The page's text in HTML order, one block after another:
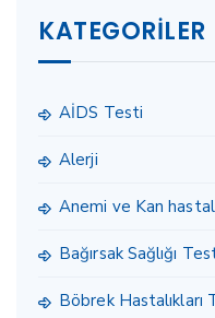
KATEGORILER
AİDS Testi
Alerji
Anemi ve Kan
Bağırsak Sağlığı
Böbrek Hastalıkları